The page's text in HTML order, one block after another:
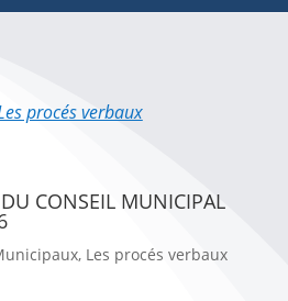
procés verbaux
CONSEIL MUNICIPAL
, Les procés verbaux